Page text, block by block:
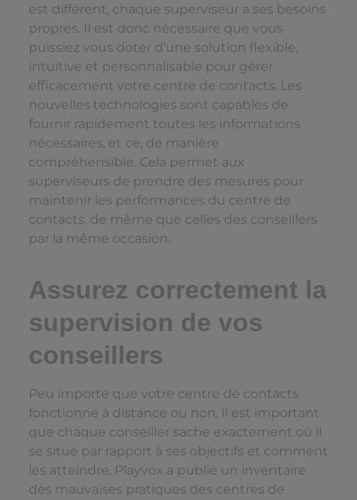
est différent, chaque superviseur a ses besoins
propres. Il est donc nécessaire que vous
puissiez vous doter d’une solution flexible,
intuitive et personnalisable pour gérer
efficacement votre centre de contacts. Les
nouvelles technologies sont capables de
fournir rapidement toutes les informations
nécessaires, et ce, de manière
compréhensible. Cela permet aux
superviseurs de prendre des mesures pour
maintenir les performances du centre de
contacts, de même que celles des conseillers
par la même occasion.
Assurez correctement la
supervision de vos
conseillers
Peu importe que votre centre de contacts
fonctionne à distance ou non, il est important
que chaque conseiller sache exactement où il
se situe par rapport à ses objectifs et comment
les atteindre. Playvox a publié un inventaire
des mauvaises pratiques des centres de